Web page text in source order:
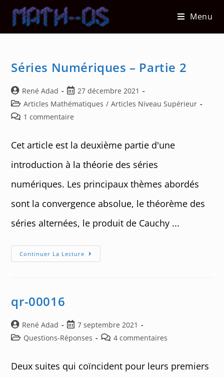
content
Menu
Séries Numériques – Partie 2
Auteur/autrice
de
la
publication :
René Adad
Post
published:
27 décembre 2021
Post
category:
Articles Mathématiques / Articles Niveau Supérieur
Post1 commentaire
Cet article est la deuxième partie d'une
introduction à la théorie des séries
numériques. Les principaux thèmes abordés
sont la convergence absolue, le théorème des
séries alternées, le produit de Cauchy ...
Continuer La Lecture Séries
Numériques
qr-00016
Auteur/autrice
de
René Adad
Post
published:
7 septembre 2021
PostQuestions-Réponses
Post4 commentaires
Deux suites qui coïncident pour leurs premiers